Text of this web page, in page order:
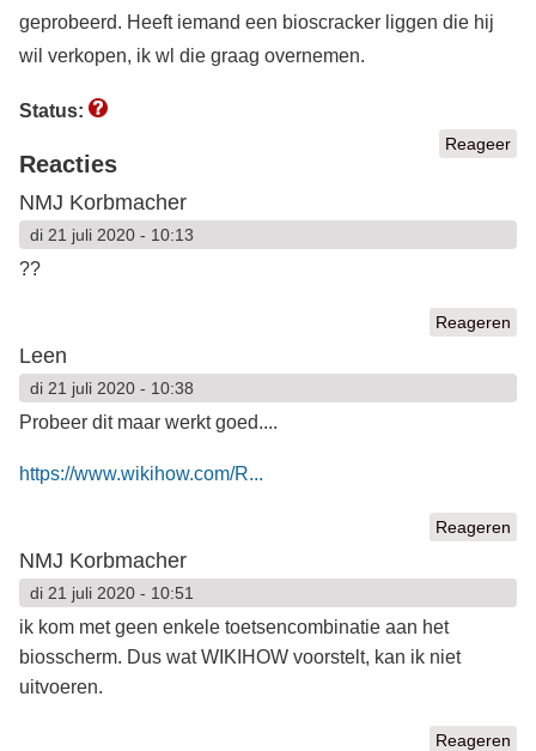
geprobeerd. Heeft iemand een bioscracker liggen die hij
wil verkopen, ik wl die graag overnemen.
Status:
Reageer
Reacties
NMJ Korbmacher
di 21 juli 2020 - 10:13
??
Reageren
Leen
di 21 juli 2020 - 10:38
Probeer dit maar werkt goed....
https://www.wikihow.com/R...
Reageren
NMJ Korbmacher
di 21 juli 2020 - 10:51
ik kom met geen enkele toetsencombinatie aan het
biosscherm. Dus wat WIKIHOW voorstelt, kan ik niet
uitvoeren.
Reageren